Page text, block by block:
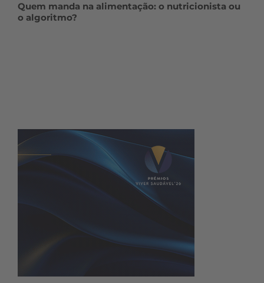
Quem manda na alimentação: o nutricionista ou
o algoritmo?